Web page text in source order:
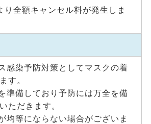
り全額キャンセル料が発生しま
感染予防対策としてマスクの着
す。
準備しており予防には万全を備
ただきます。
均等にならない場合がございま